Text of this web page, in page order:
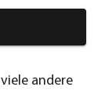
andere